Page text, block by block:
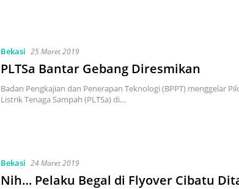
Bekasi 25 Maret 2019
PLTSa Bantar Gebang Diresmikan
Badan Pengkajian dan Penerapan Teknologi (BPPT) menggelar
Listrik Tenaga Sampah (PLTSa) di…
Bekasi 24 Maret 2019
Nih… Pelaku Begal di Flyover Cibatu